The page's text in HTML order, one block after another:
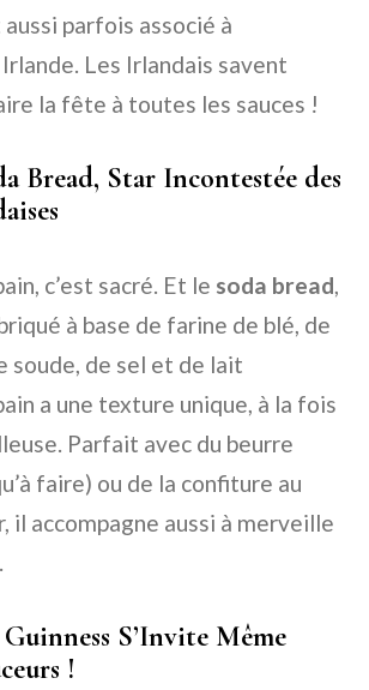
parfois associé à
Les Irlandais savent
la fête à toutes les sauces !
Bread, Star Incontestée des
c’est sacré. Et le soda bread,
à base de farine de blé, de
soude, de sel et de lait
a une texture unique, à la fois
Parfait avec du beurre
faire) ou de la confiture au
il accompagne aussi à merveille
S’Invite Même
!